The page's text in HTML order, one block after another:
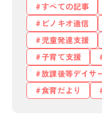
安
ご
全園
ALL
すべての記事
ピノキオ通信
児童発達支援
子育て支援
放課後等デイサ
食育だより